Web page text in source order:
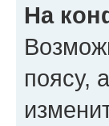
На
поясу,